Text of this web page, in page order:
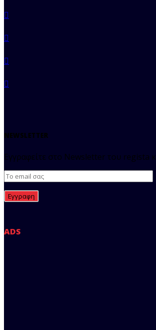
NEWSLETTER
Εγγραφείτε στο Newsletter του regista
ADS